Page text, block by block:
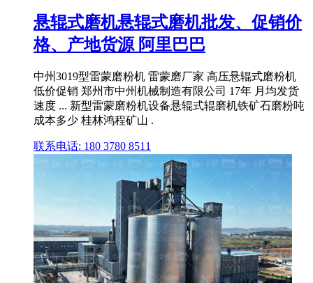
悬辊式磨机悬辊式磨机批发、促销价
格、产地货源 阿里巴巴
中州3019型雷蒙磨粉机 雷蒙磨厂家 高压悬辊式磨粉机
低价促销 郑州市中州机械制造有限公司 17年 月均发货
速度 ... 新型雷蒙磨粉机设备悬辊式辊磨机铁矿石磨粉吨
成本多少 桂林鸿程矿山 .
联系电话: 180 3780 8511